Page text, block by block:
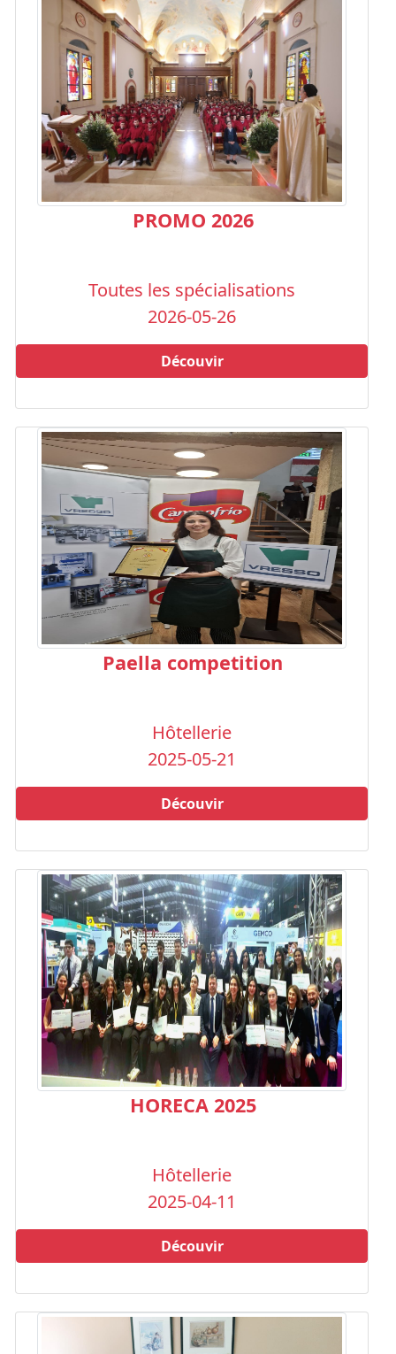
PROMO 2026
Toutes les spécialisations
2026-05-26
Découvir
Paella competition
Hôtellerie
2025-05-21
Découvir
HORECA 2025
Hôtellerie
2025-04-11
Découvir